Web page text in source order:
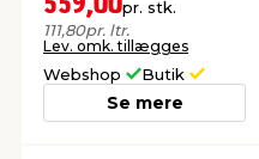
pr. stk.
111,80pr. ltr.
Lev. omk. tillægges
Webshop Butik
Se mere